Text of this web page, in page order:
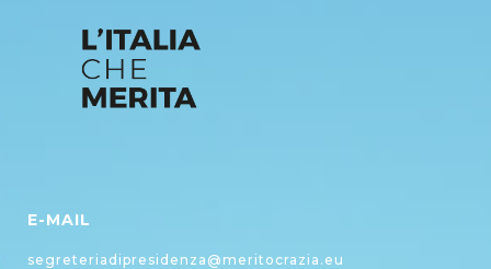
E-MAIL
segreteriadipresidenza@meritocrazia.eu